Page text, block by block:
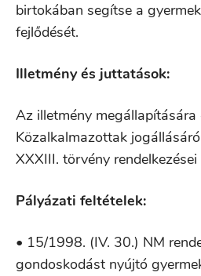
birtokában segítse a
fejlődését.
Illetmény és juttatások:
Az illetmény
Közalkalmazottak
XXXIII. törvény
Pályázati feltételek:
• 15/1998. (IV. 30.) NM
gondoskodást nyújtó